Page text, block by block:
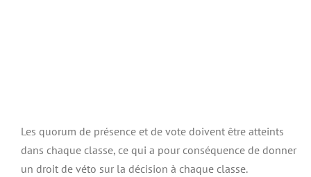
Les quorum de présence et de vote doivent être atteints
dans chaque classe, ce qui a pour conséquence de donner
un droit de véto sur la décision à chaque classe.